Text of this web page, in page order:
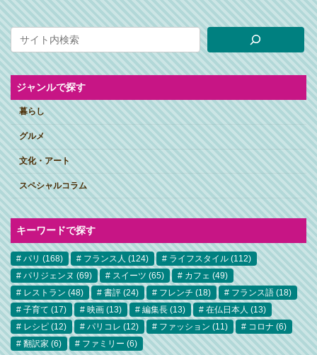
ジャンルで探す
暮らし
グルメ
文化・アート
スペシャルコラム
キーワードで探す
パリ (168) フランス人 (124) ライフスタイル (112)
パリジェンヌ (69) スイーツ (65) カフェ (49)
レストラン (48) 書評 (24) フレンチ (18) フランス語 (18)
子育て (17) 映画 (13) 編集長 (13) 在仏日本人 (13)
レシピ (12) パリコレ (12) ファッション (11) コロナ (6)
翻訳家 (6) ファミリー (6)